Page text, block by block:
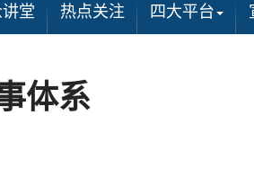
堂 热点关注 四大平台
体系